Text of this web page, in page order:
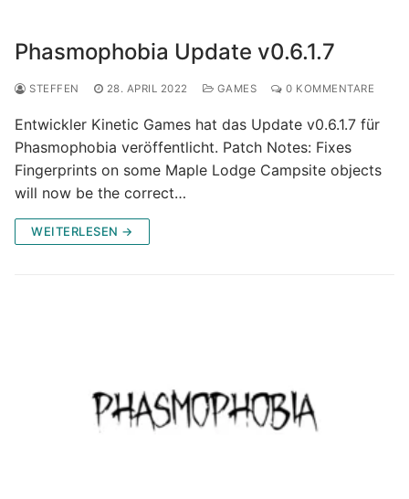
Phasmophobia Update v0.6.1.7
STEFFEN 28. APRIL 2022 GAMES 0 KOMMENTARE
Entwickler Kinetic Games hat das Update v0.6.1.7 für
Phasmophobia veröffentlicht. Patch Notes: Fixes
Fingerprints on some Maple Lodge Campsite objects
will now be the correct…
WEITERLESEN →